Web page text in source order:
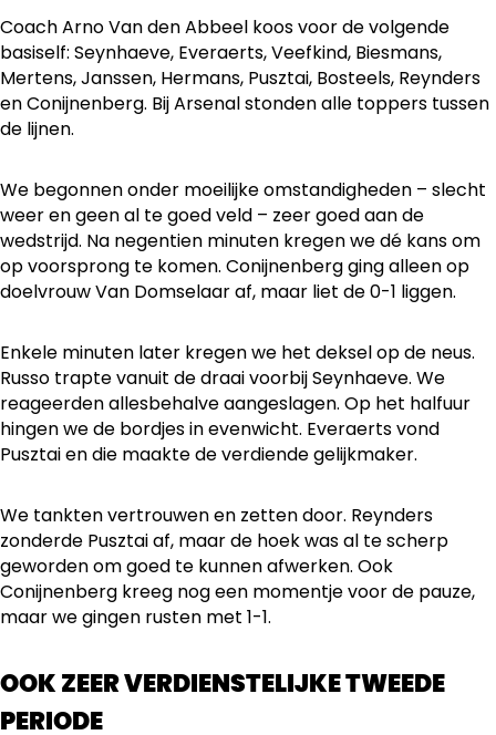
Coach Arno Van den Abbeel koos voor de volgende
basiself: Seynhaeve, Everaerts, Veefkind, Biesmans,
Mertens, Janssen, Hermans, Pusztai, Bosteels, Reynders
en Conijnenberg. Bij Arsenal stonden alle toppers tussen
de lijnen.
We begonnen onder moeilijke omstandigheden – slecht
weer en geen al te goed veld – zeer goed aan de
wedstrijd. Na negentien minuten kregen we dé kans om
op voorsprong te komen. Conijnenberg ging alleen op
doelvrouw Van Domselaar af, maar liet de 0-1 liggen.
Enkele minuten later kregen we het deksel op de neus.
Russo trapte vanuit de draai voorbij Seynhaeve. We
reageerden allesbehalve aangeslagen. Op het halfuur
hingen we de bordjes in evenwicht. Everaerts vond
Pusztai en die maakte de verdiende gelijkmaker.
We tankten vertrouwen en zetten door. Reynders
zonderde Pusztai af, maar de hoek was al te scherp
geworden om goed te kunnen afwerken. Ook
Conijnenberg kreeg nog een momentje voor de pauze,
maar we gingen rusten met 1-1.
OOK ZEER VERDIENSTELIJKE TWEEDE
PERIODE